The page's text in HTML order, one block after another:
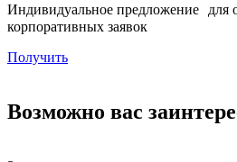
Индивидуальное предложение для
корпоративных заявок
Получить
Возможно вас